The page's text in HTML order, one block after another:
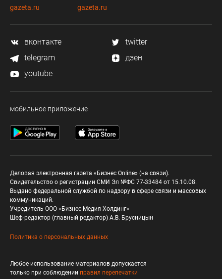
gazeta.ru
gazeta.ru
вконтакте
twitter
telegram
дзен
youtube
мобильное приложение
Деловая электронная газета «Бизнес Online» (на связи).
Свидетельство о регистрации СМИ Эл №ФС 77-33484 от 15.10.08.
Выдано федеральной службой по надзору в сфере связи и массовых
коммуникаций.
Учредитель ООО «Бизнес Медия Холдинг»
Шеф-редактор (главный редактор) А.В. Брусницын
Политика о персональных данных
Любое использование материалов допускается
только при соблюдении правил перепечатки